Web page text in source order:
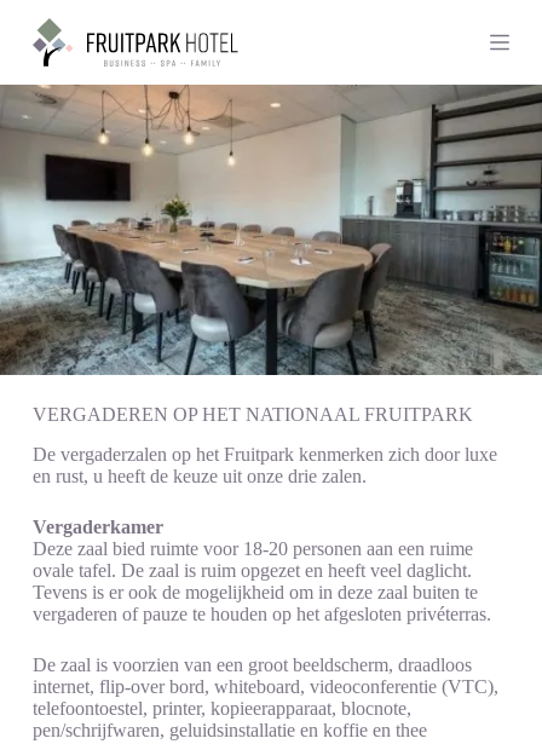
k
p
o
n
n
t
VERGADEREN OP HET NATIONAAL FRUITPARK
De vergaderzalen op het Fruitpark kenmerken zich door luxe
en rust, u heeft de keuze uit onze drie zalen.
Vergaderkamer
Deze zaal bied ruimte voor 18-20 personen aan een ruime
ovale tafel. De zaal is ruim opgezet en heeft veel daglicht.
Tevens is er ook de mogelijkheid om in deze zaal buiten te
vergaderen of pauze te houden op het afgesloten privéterras.
De zaal is voorzien van een groot beeldscherm, draadloos
internet, flip-over bord, whiteboard, videoconferentie (VTC),
telefoontoestel, printer, kopieerapparaat, blocnote,
pen/schrijfwaren, geluidsinstallatie en koffie en thee